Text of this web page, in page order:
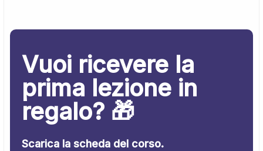
Vuoi ricevere la
prima lezione in
regalo? 🎁
Scarica la scheda del corso.